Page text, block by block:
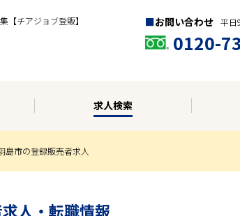
【チアジョブ登販】 お問い合わせ 平日
0120-
求人検索
島市の登録販売者求人
人・転職情報